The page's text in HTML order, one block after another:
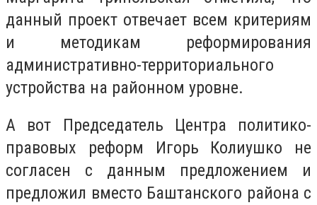
данный проект отвечает всем критериям
и методикам реформирования
административно-территориального
устройства на районном уровне.
А вот Председатель Центра политико-
правовых реформ Игорь Колиушко не
согласен с данным предложением и
предложил вместо Баштанского района с